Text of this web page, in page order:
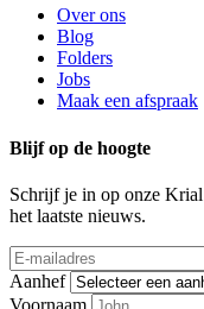
Over ons
Blog
Folders
Jobs
Maak een afspraak
Blijf op de hoogte
Schrijf je in op onze
het laatste nieuws.
Aanhef
Voornaam